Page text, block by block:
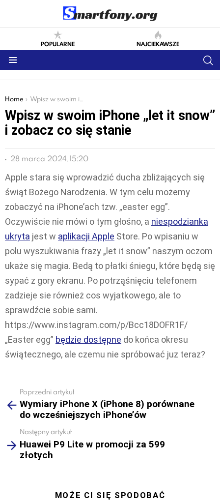
POPULARNE NAJCIEKAWSZE
You are here:
Home Wpisz w swoim iPhone „let it snow” i zobacz co się stanie
Wpisz w swoim iPhone „let it snow”
i zobacz co się stanie
28 marca 2024, 15:20
Apple stara się wprowadzić ducha zbliżających się
świąt Bożego Narodzenia. W tym celu możemy
zobaczyć na iPhone’ach tzw. „easter egg”.
Oczywiście nie mówi o tym głośno, a niespodzianka
ukryta jest w aplikacji Apple Store. Po wpisaniu w
polu wyszukiwania frazy „let it snow” naszym oczom
ukaże się magia. Bedą to płatki śniegu, które będą się
sypać z gory ekranu. Po potrząśnięciu telefonem
zadzieje sie również cos wyjatkowego, ale to
sprawdźcie sobie sami.
https://www.instagram.com/p/Bcc18DOFR1F/
„Easter egg” będzie dostępne do końca okresu
świątecznego, ale czemu nie spróbować juz teraz?
more
Poprzedni artykuł
Wymiary iPhone X (iPhone 8) porównane
do wcześniejszych iPhone’ów
Następny artykuł
Huawei P9 Lite w promocji za 599
złotych
MOŻE CI SIĘ SPODOBAĆ